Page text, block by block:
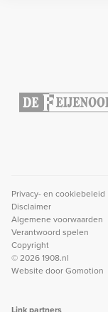
Privacy- en cookiebeleid
Disclaimer
Algemene voorwaarden
Verantwoord spelen
Copyright
© 2026 1908.nl
Website doorGomotion